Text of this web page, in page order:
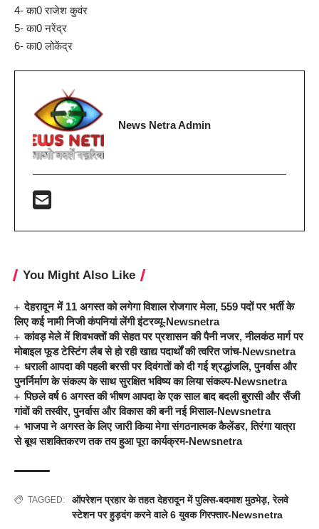
4- का0 राजेश कुवंर
5- का0 नरेंद्र
6- का0 लोकेंद्र
News Netra Admin
You Might Also Like
देहरादून में 11 अगस्त को लगेगा विशाल रोजगार मेला, 559 पदों पर भर्ती के
लिए कई नामी निजी कंपनियां लेंगी इंटरव्यू-Newsnetra
कांवड़ मेले में शिवभक्तों की सेहत पर प्रशासन की पैनी नजर, नीलकंठ मार्ग पर
मोबाइल फूड टेस्टिंग लैब से हो रही खाद्य पदार्थों की त्वरित जांच-Newsnetra
धराली आपदा की पहली बरसी पर दिवंगतों को दी गई श्रद्धांजलि, पुनर्वास और
पुनर्निर्माण के संकल्प के साथ सुरक्षित भविष्य का लिया संकल्प-Newsnetra
पिछले वर्ष 6 अगस्त की भीषण आपदा के एक साल बाद बदली बुरासी और सैंजी
गांवों की तस्वीर, पुनर्वास और विकास की बनी नई मिसाल-Newsnetra
भाजपा ने अगस्त के लिए जारी किया मेगा संगठनात्मक कैलेंडर, तिरंगा यात्रा
से बूथ सशक्तिकरण तक तय हुआ पूरा कार्यक्रम-Newsnetra
TAGGED: ऑपरेशन प्रहार के तहत देहरादून में पुलिस-बदमाश मुठभेड़,रेलवे
स्टेशन पर हुड़दंग करने वाले 6 युवक गिरफ्तार-Newsnetra